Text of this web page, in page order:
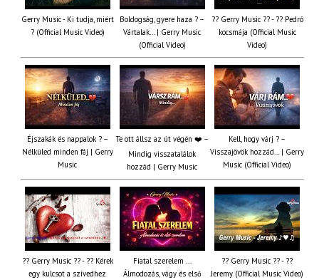
Gerry Music - Ki tudja, miért
? (Official Music Video)
Boldogság, gyere haza ? –
Vártalak… | Gerry Music
(Official Video)
?? Gerry Music ?? - ?? Pedró
kocsmája (Official Music
Video)
Éjszakák és nappalok ? –
Nélküled minden fáj | Gerry
Music
Te ott állsz az út végén ❤️ –
Mindig visszatalálok
hozzád | Gerry Music
Kell, hogy várj ? –
Visszajövök hozzád… | Gerry
Music (Official Video)
?? Gerry Music ?? - ?? Kérek
egy kulcsot a szívedhez
Fiatal szerelem ...
Álmodozás, vágy és első
?? Gerry Music ?? - ??
Jeremy (Official Music Video)